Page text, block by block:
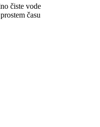
čiste vode
času